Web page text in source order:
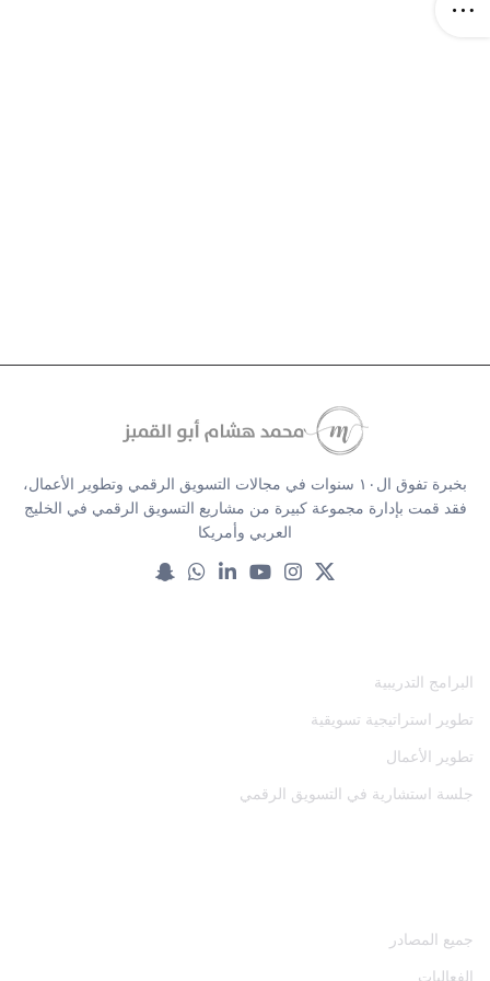
بخبرة تفوق ال١٠ سنوات في مجالات التسويق الرقمي وتطوير الأعمال،
فقد قمت بإدارة مجموعة كبيرة من مشاريع التسويق الرقمي في الخليج
العربي وأمريكا
البرامج التدريبية
تطوير استراتيجية تسويقية
تطوير الأعمال
جلسة استشارية في التسويق الرقمي
جميع المصادر
الفعاليات